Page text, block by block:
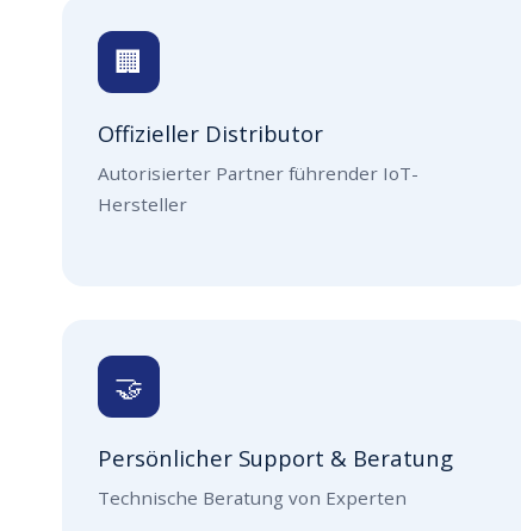
🏢
Offizieller Distributor
Autorisierter Partner führender IoT-
Hersteller
🤝
Persönlicher Support & Beratung
Technische Beratung von Experten